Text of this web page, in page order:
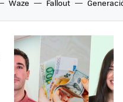
Waze Fallout